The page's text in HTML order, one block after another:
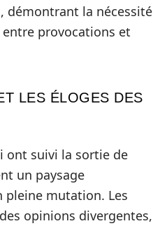
démontrant la nécessité
provocations et
LES ÉLOGES DES
ont suivi la sortie de
un paysage
pleine mutation. Les
opinions divergentes,